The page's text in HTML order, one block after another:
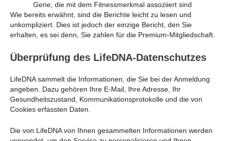
Gene, die mit dem Fitnessmerkmal assoziiert sind
Wie bereits erwähnt, sind die Berichte leicht zu lesen und
unkompliziert. Dies ist jedoch der einzige Bericht, den Sie
erhalten, es sei denn, Sie zahlen für die Premium-Mitgliedschaft.
Überprüfung des LifeDNA-Datenschutzes
LifeDNA sammelt die Informationen, die Sie bei der Anmeldung
angeben. Dazu gehören Ihre E-Mail, Ihre Adresse, Ihr
Gesundheitszustand, Kommunikationsprotokolle und die von
Cookies erfassten Daten.
Die von LifeDNA von Ihnen gesammelten Informationen werden